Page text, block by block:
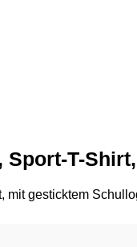
T-
mit gesticktem